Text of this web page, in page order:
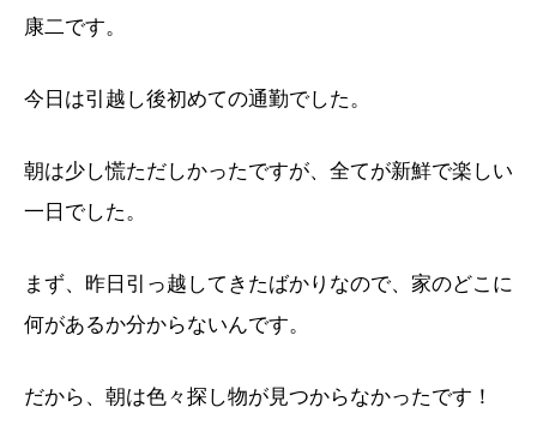
康二です。
今日は引越し後初めての通勤でした。
朝は少し慌ただしかったですが、全てが新鮮で楽しい
一日でした。
まず、昨日引っ越してきたばかりなので、家のどこに
何があるか分からないんです。
だから、朝は色々探し物が見つからなかったです！